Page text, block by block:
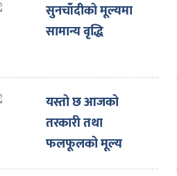
सुनचाँदीको मूल्यमा
सामान्य वृद्धि
यस्तो छ आजको
तरकारी तथा
फलफूलको मूल्य